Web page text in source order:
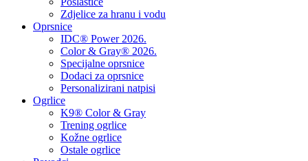
Zdjelice za hranu i vodu
Oprsnice
IDC® Power 2026.
Color & Gray® 2026.
Specijalne oprsnice
Dodaci za oprsnice
Personalizirani natpisi
Ogrlice
K9® Color & Gray
Trening ogrlice
Kožne ogrlice
Ostale ogrlice